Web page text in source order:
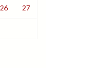
26 27